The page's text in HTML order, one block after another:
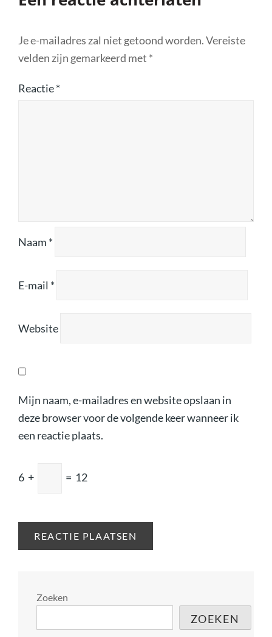
Je e-mailadres zal niet getoond worden.Vereiste
velden zijn gemarkeerd met *
Reactie*
Naam *
E-mail *
Website
Mijn naam, e-mailadres en website opslaan in
deze browser voor de volgende keer wanneer ik
een reactie plaats.
6 + = 12
Zoeken
ZOEKEN